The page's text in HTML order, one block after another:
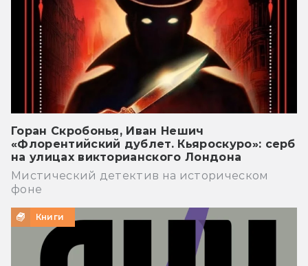
Горан Скробонья, Иван Нешич
«Флорентийский дублет. Кьяроскуро»: серб
на улицах викторианского Лондона
Мистический детектив на историческом
фоне
Книги